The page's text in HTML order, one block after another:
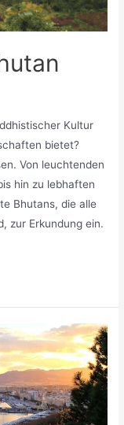
Kultur
bietet?
Von leuchtenden
hin zu lebhaften
Bhutans, die alle
zur Erkundung ein.